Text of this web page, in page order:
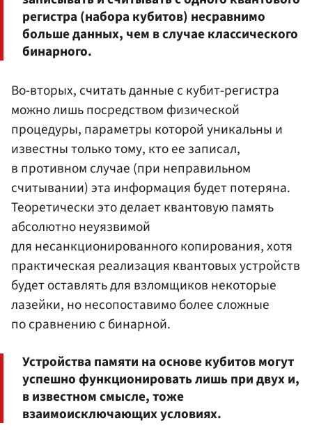
регистра (набора кубитов) несравнимо
больше данных, чем в случае классического
бинарного.
Во-вторых, считать данные с кубит-регистра
можно лишь посредством физической
процедуры, параметры которой уникальны и
известны только тому, кто ее записал,
в противном случае (при неправильном
считывании) эта информация будет потеряна.
Теоретически это делает квантовую память
абсолютно неуязвимой
для несанкционированного копирования, хотя
практическая реализация квантовых устройств
будет оставлять для взломщиков некоторые
лазейки, но несопоставимо более сложные
по сравнению с бинарной.
Устройства памяти на основе кубитов могут
успешно функционировать лишь при двух и,
в известном смысле, тоже
взаимоисключающих условиях.